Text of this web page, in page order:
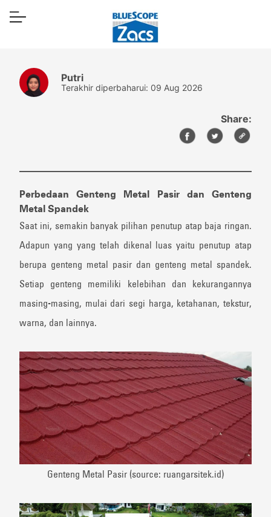
Putri
Terakhir diperbaharui: 09 Aug 2026
Share:
Perbedaan Genteng Metal Pasir dan Genteng
Metal Spandek
Saat ini, semakin banyak pilihan penutup atap baja ringan.
Adapun yang yang telah dikenal luas yaitu penutup atap
berupa genteng metal pasir dan genteng metal spandek.
Setiap genteng memiliki kelebihan dan kekurangannya
masing-masing, mulai dari segi harga, ketahanan, tekstur,
warna, dan lainnya.
Genteng Metal Pasir (source: ruangarsitek.id)